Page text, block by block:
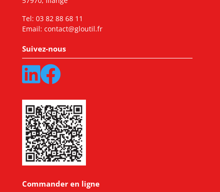
Tel: 03 82 88 68 11
Email: contact@gloutil.fr
Suivez-nous
Commander en ligne